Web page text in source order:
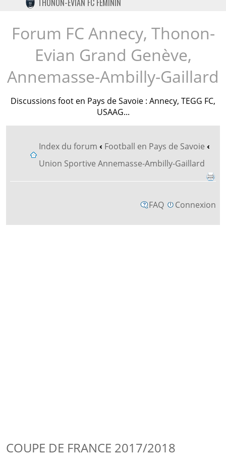
TWITTER
INSTAGRAM
THONON-EVIAN FC FÉMININ
Forum FC Annecy, Thonon-
Evian Grand Genève,
Annemasse-Ambilly-Gaillard
Discussions foot en Pays de Savoie : Annecy, TEGG FC,
USAAG...
Index du forum ‹ Football en Pays de Savoie ‹
Union Sportive Annemasse-Ambilly-Gaillard
FAQ Connexion
COUPE DE FRANCE 2017/2018